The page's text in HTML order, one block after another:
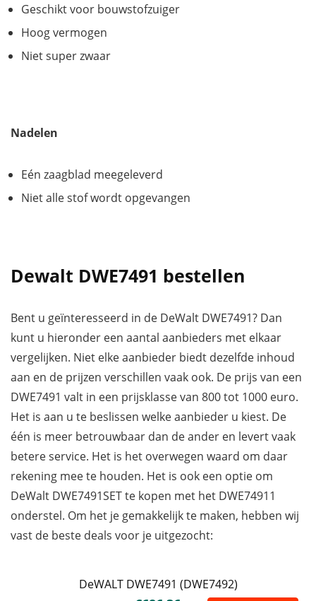
Geschikt voor bouwstofzuiger
Hoog vermogen
Niet super zwaar
Nadelen
Eén zaagblad meegeleverd
Niet alle stof wordt opgevangen
Dewalt DWE7491 bestellen
Bent u geïnteresseerd in de DeWalt DWE7491? Dan
kunt u hieronder een aantal aanbieders met elkaar
vergelijken. Niet elke aanbieder biedt dezelfde inhoud
aan en de prijzen verschillen vaak ook. De prijs van een
DWE7491 valt in een prijsklasse van 800 tot 1000 euro.
Het is aan u te beslissen welke aanbieder u kiest. De
één is meer betrouwbaar dan de ander en levert vaak
betere service. Het is het overwegen waard om daar
rekening mee te houden. Het is ook een optie om
DeWalt DWE7491SET te kopen met het DWE74911
onderstel. Om het je gemakkelijk te maken, hebben wij
vast de beste deals voor je uitgezocht:
DeWALT DWE7491 (DWE7492)